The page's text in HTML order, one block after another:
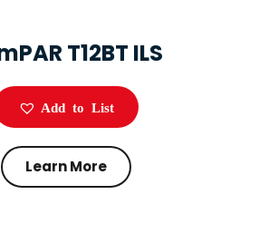
T12BT ILS
Add to List
Learn More